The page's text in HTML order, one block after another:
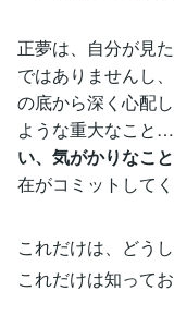
正夢は、自分が見
ではありませんし
の底から深く心配
ような重大なこと
い、気がかりなこ
在がコミットしてく
これだけは、どう
これだけは知って